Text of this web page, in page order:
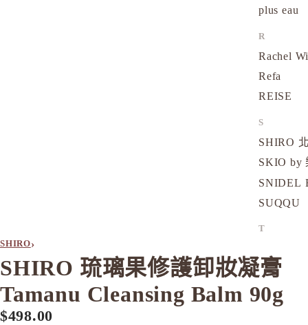
plus eau
R
Rachel
Refa
REISE
S
SHIRO
SKIO by
SNIDEL
SUQQU
T
THREE
to/one
SHIRO›
SHIRO 琉璃果修護卸妝凝膏
Tamanu Cleansing Balm 90g
$498.00